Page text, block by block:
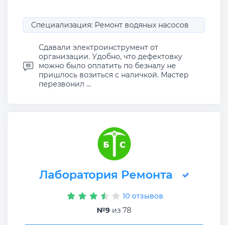
Специализация: Ремонт водяных насосов
Сдавали электроинструмент от
организации. Удобно, что дефектовку
можно было оплатить по безналу не
пришлось возиться с наличкой. Мастер
перезвонил ...
Лаборатория Ремонта
10 отзывов
№9 из 78